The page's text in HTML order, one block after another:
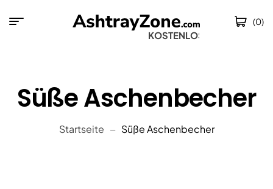
KOSTENLOSER
(0)
Süße Aschenbecher
Startseite Süße Aschenbecher